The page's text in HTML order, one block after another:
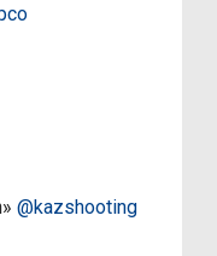
@kazshooting